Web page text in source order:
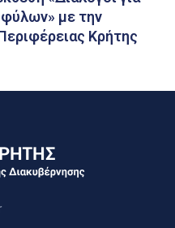
με την
Κρήτης